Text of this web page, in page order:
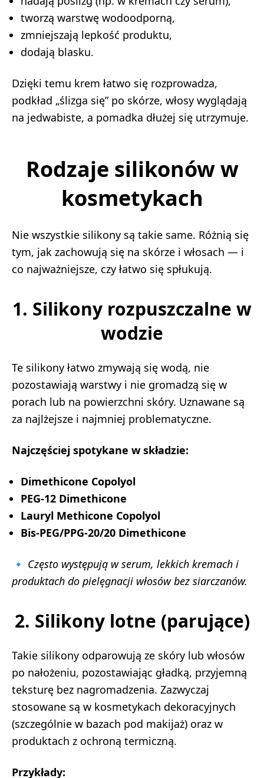
tworzą warstwę wodoodporną,
zmniejszają lepkość produktu,
dodają blasku.
Dzięki temu krem łatwo się rozprowadza,
podkład „ślizga się” po skórze, włosy wyglądają
na jedwabiste, a pomadka dłużej się utrzymuje.
Rodzaje silikonów w
kosmetykach
Nie wszystkie silikony są takie same. Różnią się
tym, jak zachowują się na skórze i włosach — i
co najważniejsze, czy łatwo się spłukują.
1. Silikony rozpuszczalne w
wodzie
Te silikony łatwo zmywają się wodą, nie
pozostawiają warstwy i nie gromadzą się w
porach lub na powierzchni skóry. Uznawane są
za najlżejsze i najmniej problematyczne.
Najczęściej spotykane w składzie:
Dimethicone Copolyol
PEG-12 Dimethicone
Lauryl Methicone Copolyol
Bis-PEG/PPG-20/20 Dimethicone
🔹 Często występują w serum, lekkich kremach i
produktach do pielęgnacji włosów bez siarczanów.
2. Silikony lotne (parujące)
Takie silikony odparowują ze skóry lub włosów
po nałożeniu, pozostawiając gładką, przyjemną
teksturę bez nagromadzenia. Zazwyczaj
stosowane są w kosmetykach dekoracyjnych
(szczególnie w bazach pod makijaż) oraz w
produktach z ochroną termiczną.
Przykłady: